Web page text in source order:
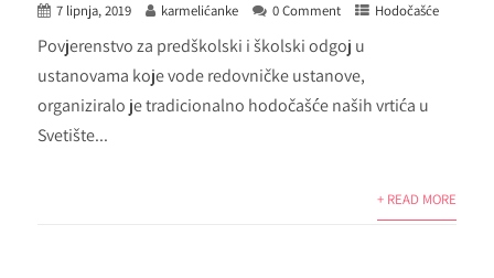
7 lipnja, 2019 karmelićanke 0 Comment Hodočašće
Povjerenstvo za predškolski i školski odgoj u
ustanovama koje vode redovničke ustanove,
organiziralo je tradicionalno hodočašće naših vrtića u
Svetište...
+ READ MORE